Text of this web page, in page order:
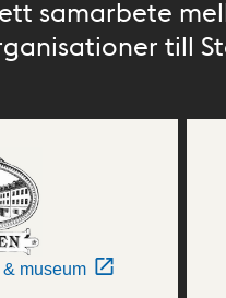
samarbete
till
museum